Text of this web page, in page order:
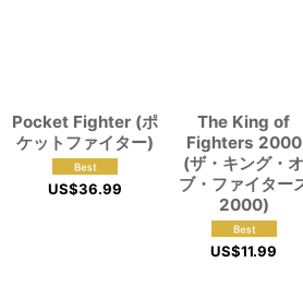
Pocket Fighter (ポ
ケットファイター)
US$36.99
The King of
Fighters 2000
(ザ・キング・オ
ブ・ファイター
2000)
US$11.99